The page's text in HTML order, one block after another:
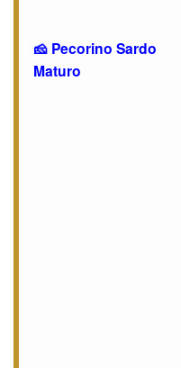
🧀 Pecorino Sardo
Maturo